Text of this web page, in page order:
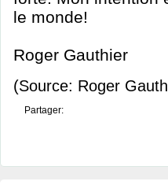
le monde!
Roger Gauthier
(Source: Roger
Partager: